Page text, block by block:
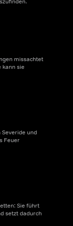
missachtet
kann sie
und
Feuer
Sie führt
setzt dadurch